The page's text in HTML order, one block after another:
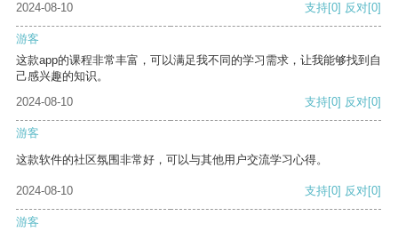
2024-08-10 支持[0] 反对[0]
游客
这款app的课程非常丰富，可以满足我不同的学习需求，让我能够找到自
己感兴趣的知识。
2024-08-10
支持[0] 反对[0]
游客
这款软件的社区氛围非常好，可以与其他用户交流学习心得。
2024-08-10 支持[0] 反对[0]
游客